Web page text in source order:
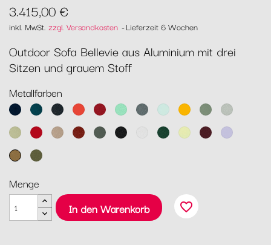
3.415,00 €
inkl. MwSt. zzgl. Versandkosten Lieferzeit 6 Wochen
Outdoor Sofa Bellevie aus Aluminium mit drei
Sitzen und grauem Stoff
Metallfarben
AbyssblauAcapulcoblau
AnthrazitCapucine
Chili OpalgrünGewittergrau
Gletscherminze
HonigKaktusLehmgrau
LindgrünMohnrotMuskatOckerRosmarin
Lakritz Baumwollweiß
Zederngrün
Zitronensorbet
Schwarzkirsche
Marshmallo
Lebkuchen
Pesto
Menge
In den Warenkorb
favorite_border